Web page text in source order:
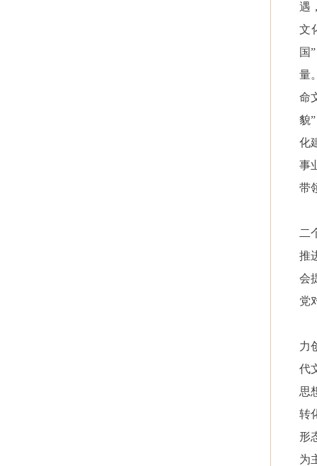
遇
文
国
量
命
貌
化
事
带
二
推
会
党
力
代
思
转
形
为